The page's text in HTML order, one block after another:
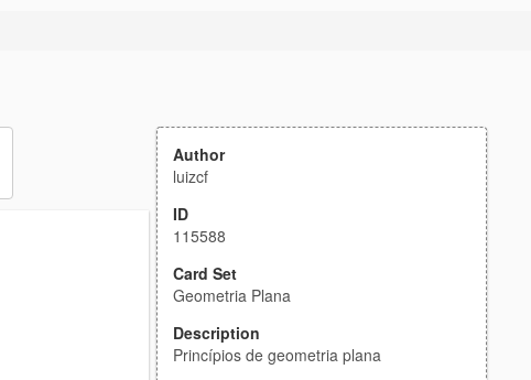
Author
luizcf
ID
115588
Card Set
Geometria Plana
Description
Princípios de geometria plana